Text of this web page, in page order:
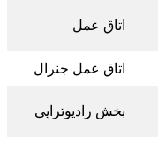
اتاق عمل
اتاق عمل جنرال
بخش رادیوتراپی